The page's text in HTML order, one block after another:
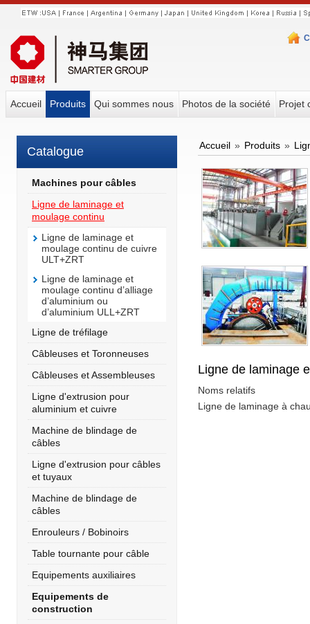
Accueil Produits Qui sommes nous Photos de la société Projet
Catalogue
Machines pour câbles
Ligne de laminage et
moulage continu
Ligne de laminage et
moulage continu de cuivre
ULT+ZRT
Ligne de laminage et
moulage continu d’alliage
d’aluminium ou
d’aluminium ULL+ZRT
Ligne de tréfilage
Câbleuses et Toronneuses
Câbleuses et Assembleuses
Ligne d'extrusion pour
aluminium et cuivre
Machine de blindage de
câbles
Ligne d'extrusion pour câbles
et tuyaux
Machine de blindage de
câbles
Enrouleurs / Bobinoirs
Table tournante pour câble
Equipements auxiliaires
Equipements de
construction
Accueil » Produits »
Ligne de laminage
Noms relatifs
Ligne de laminage à